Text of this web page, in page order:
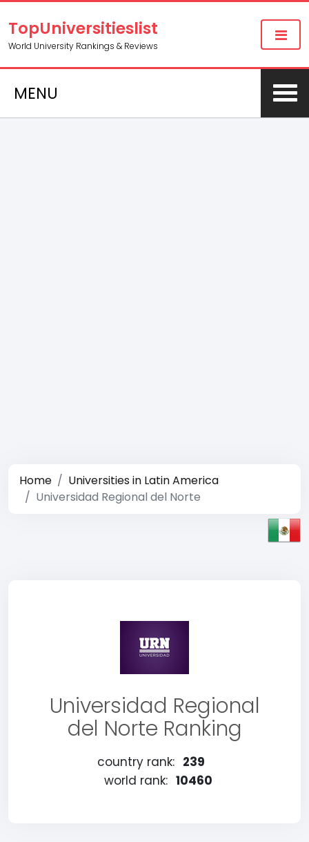
TopUniversitieslist
World University Rankings & Reviews
MENU
Home
Universities in Latin America
Universidad Regional del Norte
Universidad Regional
del Norte Ranking
country rank: 239
world rank: 10460